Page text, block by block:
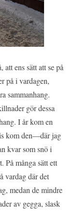
ens sätt att se på
på i vardagen,
sammanhang.
gör dessa
I år kom en
kom den—där jag
kvar som snö i
På många sätt ett
vardag där det
medan de mindre
av gegga, slask